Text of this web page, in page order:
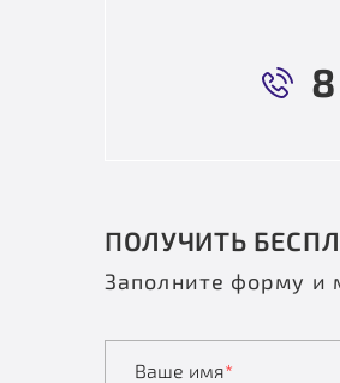
ПОЛУЧИТЬ
Заполните форму и
Ваше имя*